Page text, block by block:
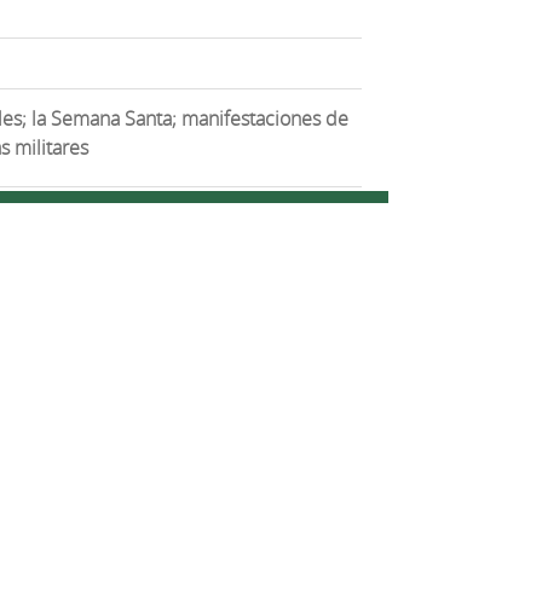
la Semana Santa; manifestaciones de
militares